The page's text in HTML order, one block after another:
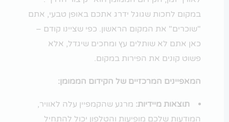
במקום לחכות שגוגל ידרג אתכם באופן טבעי, אתם
"שוכרים" את המקום הראשון. כפי שציינו קודם –
כאן אתם לא שותלים עץ ומחכים שיגדל, אלא
פשוט קונים את הפירות במקום.
המאפיינים המרכזיים של הקידום הממומן:
תוצאות מיידיות:מרגע שהקמפיין עלה לאוויר,
המודעות שלכם מופיעות והטלפון יכול להתחיל